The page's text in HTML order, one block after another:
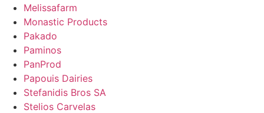
Melissafarm
Monastic Products
Pakado
Paminos
PanProd
Papouis Dairies
Stefanidis Bros SA
Stelios Carvelas